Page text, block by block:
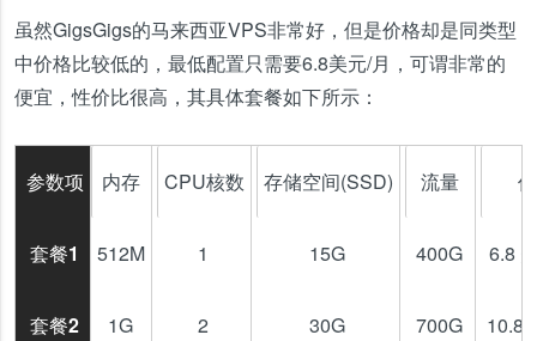
虽然GigsGigs的马来西亚VPS非常好，但是价格却是同类型
中价格比较低的，最低配置只需要6.8美元/月，可谓非常的
便宜，性价比很高，其具体套餐如下所示：
参数项
套餐1
套餐2
内存
512M
1G
CPU核数
1
2
存储空间(SSD)
15G
30G
流量
400G
700G
6.8
10.8